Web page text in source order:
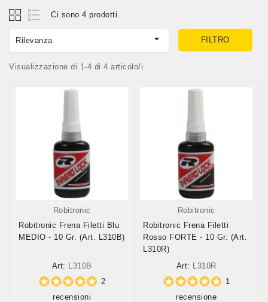
Ci sono 4 prodotti.
Rilevanza  FILTRO
Visualizzazione di 1-4 di 4 articolo/i
Robitronic
Robitronic Frena Filetti Blu
MEDIO - 10 Gr. (art. L310B)
Art: L310B
2
recensioni
Robitronic
Robitronic Frena Filetti
Rosso FORTE - 10 Gr. (art.
L310R)
Art: L310R
1
recensione